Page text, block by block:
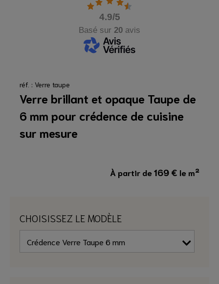
4.9/5
Basé sur 20 avis
réf. : Verre taupe
Verre brillant et opaque Taupe de
6 mm pour crédence de cuisine
sur mesure
À partir de169 € le m²
CHOISISSEZ LE MODÈLE